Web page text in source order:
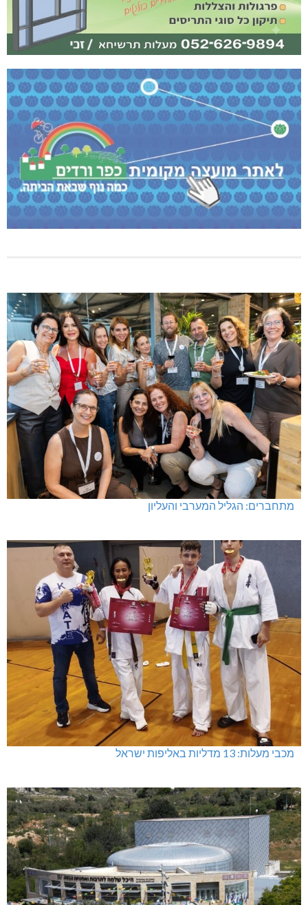
מתחברים: הגליל המערבי והעליון
מכבי מעלות: 13 מדליות באליפות ישראל